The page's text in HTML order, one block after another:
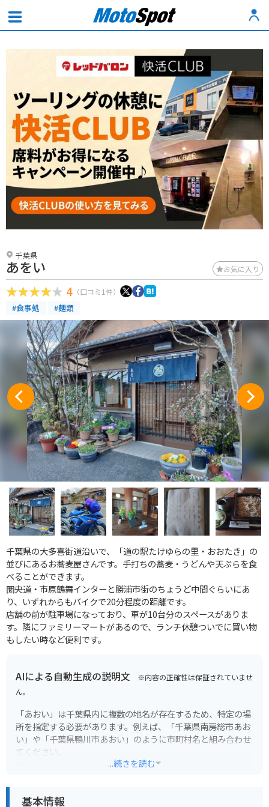
千葉県
あをい お気に入り
4 （口コミ1件）
#食事処 #麺類
千葉県の大多喜街道沿いで、「道の駅たけゆらの里・おおたき」の
並びにあるお蕎麦屋さんです。手打ちの蕎麦・うどんや天ぷらを食
べることができます。
圏央道・市原鶴舞インターと勝浦市街のちょうど中間ぐらいにあ
り、いずれからもバイクで20分程度の距離です。
店舗の前が駐車場になっており、車が10台分のスペースがありま
す。隣にファミリーマートがあるので、ランチ休憩ついでに買い物
もしたい時など便利です。
AIによる自動生成の説明文 ※内容の正確性は保証されていませ
ん。
「あおい」は千葉県内に複数の地名が存在するため、特定の場
所を指定する必要があります。例えば、「千葉県南房総市あお
い」や「千葉県鴨川市あおい」のように市町村名と組み合わせ
てください。
...続きを読む
基本情報